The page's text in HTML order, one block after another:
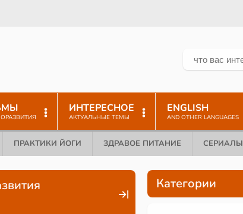
ИНТЕРЕСНОЕ
АКТУАЛЬНЫЕ ТЕМЫ
ENGLISH
AND OTHER LANGUAGES
ПРАКТИКИ ЙОГИ ЗДРАВОЕ ПИТАНИЕ СЕРИАЛЫ
Категории